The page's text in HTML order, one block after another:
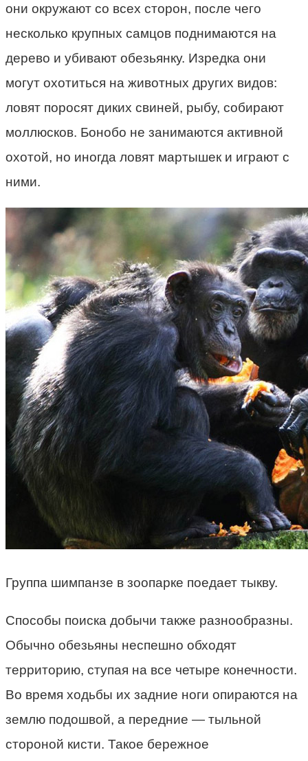
они окружают со всех сторон, после чего
несколько крупных самцов поднимаются на
дерево и убивают обезьянку. Изредка они
могут охотиться на животных других видов:
ловят поросят диких свиней, рыбу, собирают
моллюсков. Бонобо не занимаются активной
охотой, но иногда ловят мартышек и играют с
ними.
Группа шимпанзе в зоопарке поедает тыкву.
Способы поиска добычи также разнообразны.
Обычно обезьяны неспешно обходят
территорию, ступая на все четыре конечности.
Во время ходьбы их задние ноги опираются на
землю подошвой, а передние — тыльной
стороной кисти. Такое бережное